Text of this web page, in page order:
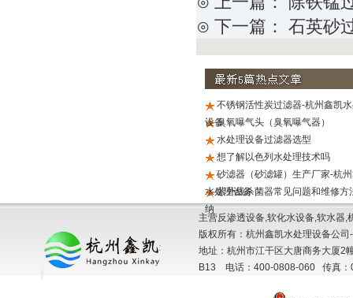
⊙ 下一篇： 石英砂
不锈钢活性炭过滤器-杭州鑫凯
设备臭氧曝气头（臭氧曝气器）
水处理设备过滤器选型
想了解以色列水处理技术吗
砂滤器（砂滤罐）生产厂家-杭
水处理设备
紫外线杀菌器常见问题和维修方
纳
主营反渗透设备,软化水设备,软水器
版权所有：杭州鑫凯水处理设备公
地址：杭州市江干区大唐商务大厦2
B13 电话：400-0808-060 传真：